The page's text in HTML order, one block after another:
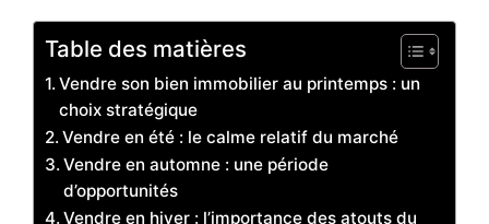
Table des matières
Vendre son bien immobilier au printemps : un
choix stratégique
Vendre en été : le calme relatif du marché
Vendre en automne : une période
d’opportunités
Vendre en hiver : l’importance des atouts du